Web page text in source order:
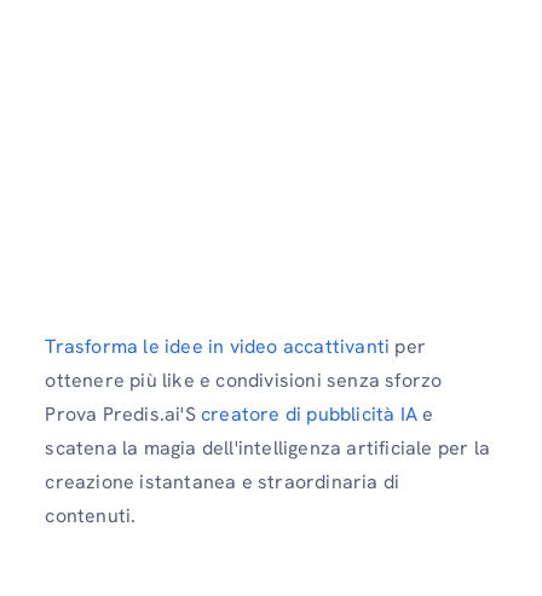
Trasforma le idee in video accattivanti per
ottenere più like e condivisioni senza sforzo
Prova Predis.ai'Screatore di pubblicità IAe
scatena la magia dell'intelligenza artificiale per la
creazione istantanea e straordinaria di
contenuti.